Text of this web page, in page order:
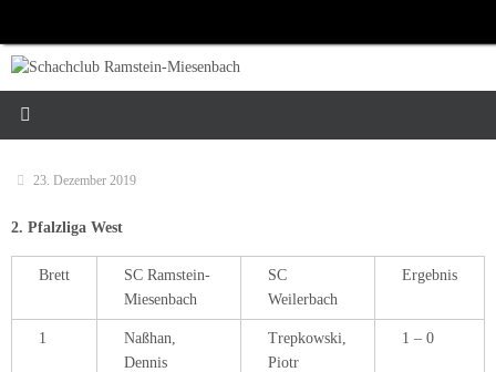
springen
23. Dezember 2019
2. Pfalzliga West
Brett
SC Ramstein-
Miesenbach
SC
Weilerbach
Ergebnis
1
Naßhan,
Dennis
Trepkowski,
Piotr
1 – 0